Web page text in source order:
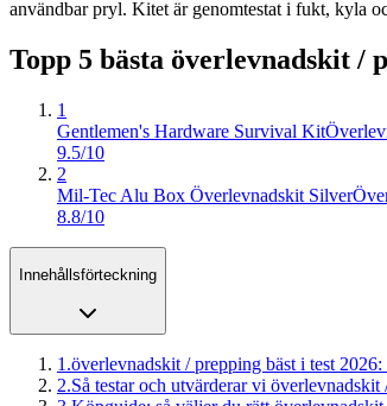
användbar pryl. Kitet är genomtestat i fukt, kyla
Topp 5 bästa överlevnadskit /
1
Gentlemen's Hardware Survival Kit
9.5/10
2
Mil-Tec Alu Box Överlevnadskit Silver
8.8/10
Innehållsförteckning
1 .överlevnadskit / prepping bäst i test
2.Så testar och utvärderar vi överlevnadskit